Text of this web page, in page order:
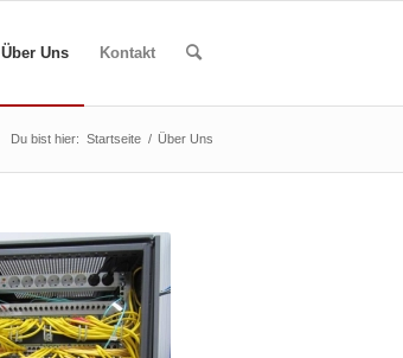
Über Uns Kontakt
Du bist hier: Startseite / Über Uns